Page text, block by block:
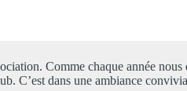
Comme chaque année
C’est dans une ambiance